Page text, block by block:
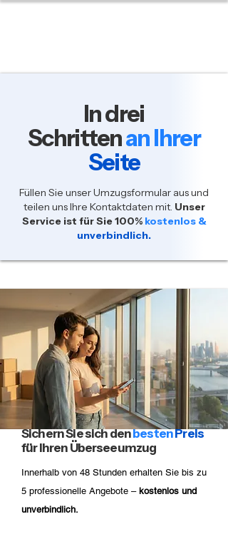
In drei
Schrittenan Ihrer
Seite
Füllen Sie unser Umzugsformular aus und
teilen uns Ihre Kontaktdaten mit. Unser
Service ist für Sie 100% kostenlos &
unverbindlich.
Sichern Sie sich denbestenPreis
für Ihren Überseeumzug
Innerhalb von 48 Stunden erhalten Sie bis zu
5 professionelle Angebote –kostenlos und
unverbindlich.